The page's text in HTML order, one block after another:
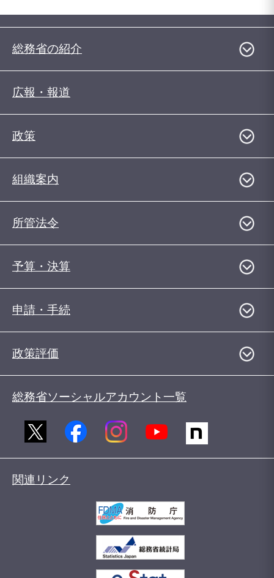
総務省の紹介
広報・報道
政策
組織案内
所管法令
予算・決算
申請・手続
政策評価
総務省ソーシャルアカウント一覧
関連リンク